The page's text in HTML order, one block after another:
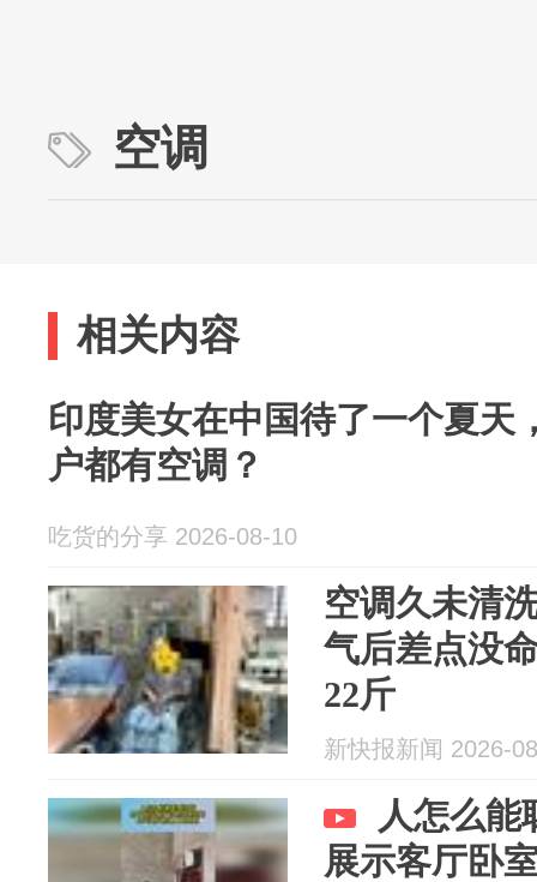
空调
相关内容
印度美女在中国待了一个夏天
户都有空调？
吃货的分享 2026-08-10
空调久未清
气后差点没
22斤
新快报新闻 2026-
人怎么能
展示客厅卧